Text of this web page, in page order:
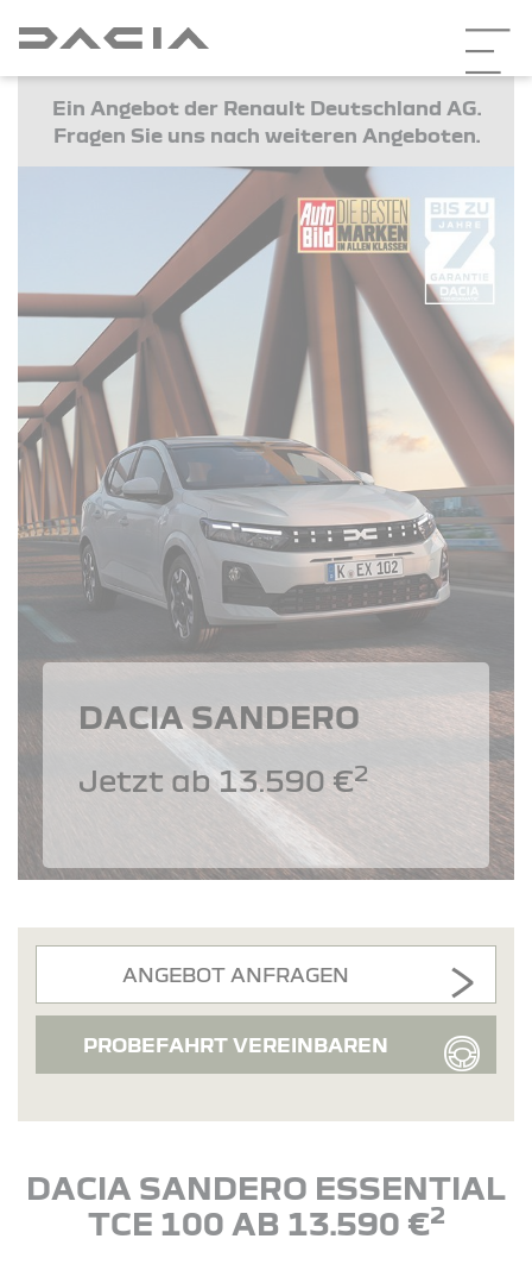
Ein Angebot der Renault Deutschland AG.
Fragen Sie uns nach weiteren Angeboten.
DACIA SANDERO
Jetzt ab 13.590 €2
ANGEBOT ANFRAGEN
PROBEFAHRT VEREINBAREN
DACIA SANDERO ESSENTIAL
TCE 100 AB 13.590 €2